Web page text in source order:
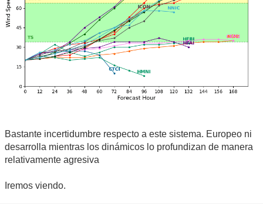
Bastante incertidumbre respecto a este sistema. Europeo ni
desarrolla mientras los dinámicos lo profundizan de manera
relativamente agresiva
Iremos viendo.